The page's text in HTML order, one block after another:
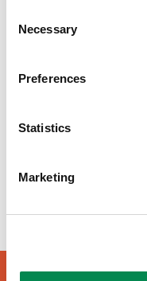
Selection
Necessary
Preferences
Statistics
Marketing
reconnus sur le marché